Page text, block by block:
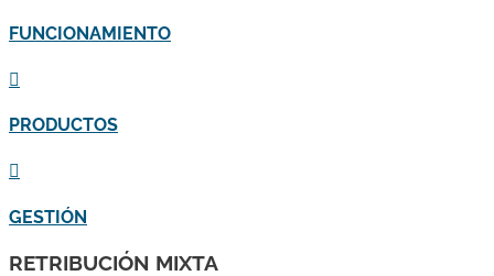
FUNCIONAMIENTO

PRODUCTOS

GESTIÓN
RETRIBUCIÓN MIXTA